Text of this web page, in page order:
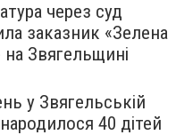
через суд
заказник «Зелена
на Звягельщині
у Звягельській
народилося 40 дітей